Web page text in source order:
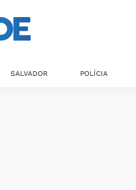
SALVADOR POLÍCIA